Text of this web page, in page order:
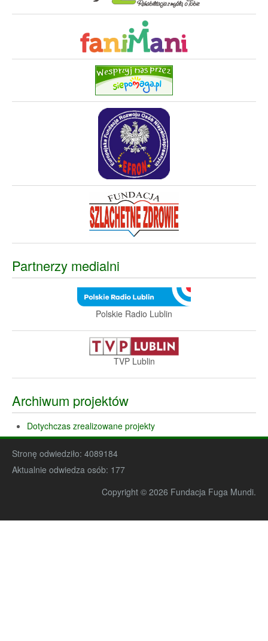
Partnerzy medialni
Polskie Radio Lublin
TVP Lublin
Archiwum projektów
Dotychczas zrealizowane projekty
Stronę odwiedziło: 4089184
Aktualnie odwiedza osób: 177
Copyright © 2026 Fundacja Fuga Mundi.